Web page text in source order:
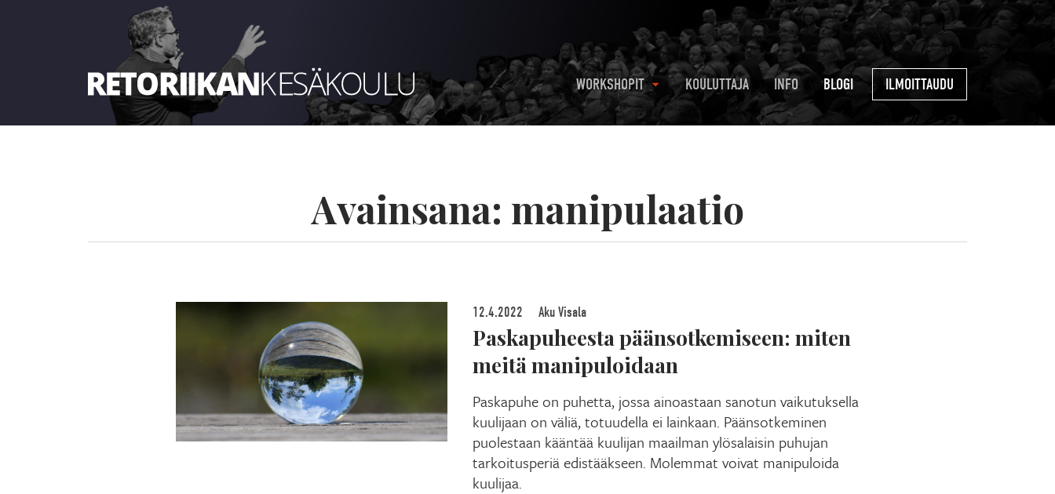
WORKSHOPIT KOULUTTAJA INFO BLOGI ILMOITTAUDU
Avainsana: manipulaatio
12.4.2022 Aku Visala
Paskapuheesta päänsotkemiseen: miten
meitä manipuloidaan
Paskapuhe on puhetta, jossa ainoastaan sanotun vaikutuksella
kuulijaan on väliä, totuudella ei lainkaan. Päänsotkeminen
puolestaan kääntää kuulijan maailman ylösalaisin puhujan
tarkoitusperiä edistääkseen. Molemmat voivat manipuloida
kuulijaa.